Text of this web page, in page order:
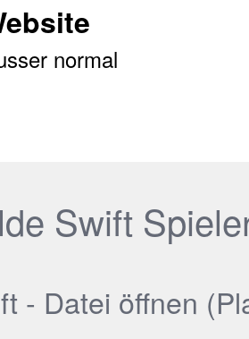
normal
Swift
- Datei öffnen